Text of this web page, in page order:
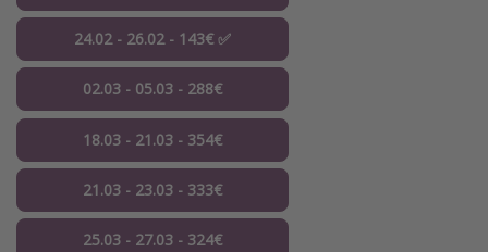
24.02 - 26.02 - 143€ ✅
02.03 - 05.03 - 288€
18.03 - 21.03 - 354€
21.03 - 23.03 - 333€
25.03 - 27.03 - 324€